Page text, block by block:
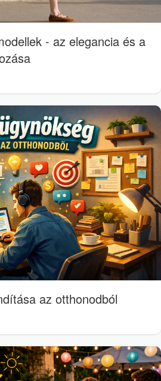
- az elegancia és a
az otthonodból